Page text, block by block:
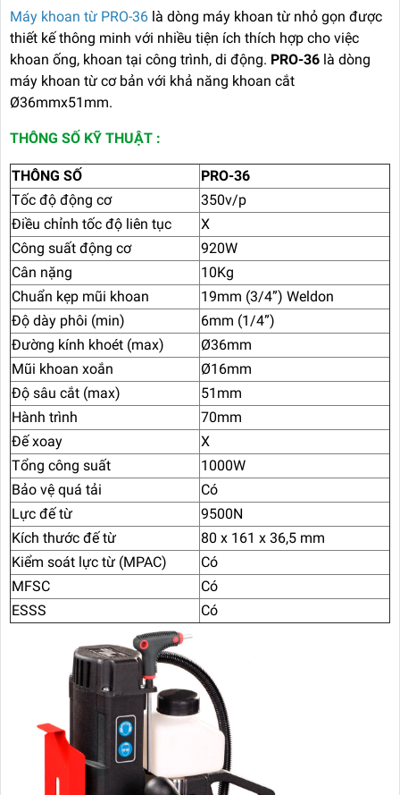
Máy khoan từ PRO-36 là dòng máy khoan từ nhỏ gọn được
thiết kế thông minh với nhiều tiện ích thích hợp cho việc
khoan ống, khoan tại công trình, di động. PRO-36 là dòng
máy khoan từ cơ bản với khả năng khoan cắt
Ø36mmx51mm.
THÔNG SỐ KỸ THUẬT :
THÔNG SỐ
PRO-36
Tốc độ động cơ
350v/p
Điều chỉnh tốc độ liên tục
X
Công suất động cơ
920W
Cân nặng
10Kg
Chuẩn kẹp mũi khoan
19mm (3/4”) Weldon
Độ dày phôi (min)
6mm (1/4”)
Đường kính khoét (max)
Ø36mm
Mũi khoan xoắn
Ø16mm
Độ sâu cắt (max)
51mm
Hành trình
70mm
Đế xoay
X
Tổng công suất
1000W
Bảo vệ quá tải
Có
Lực đế từ
9500N
Kích thước đế từ
80 x 161 x 36,5 mm
Kiểm soát lực từ (MPAC)
Có
MFSC
Có
ESSS
Có